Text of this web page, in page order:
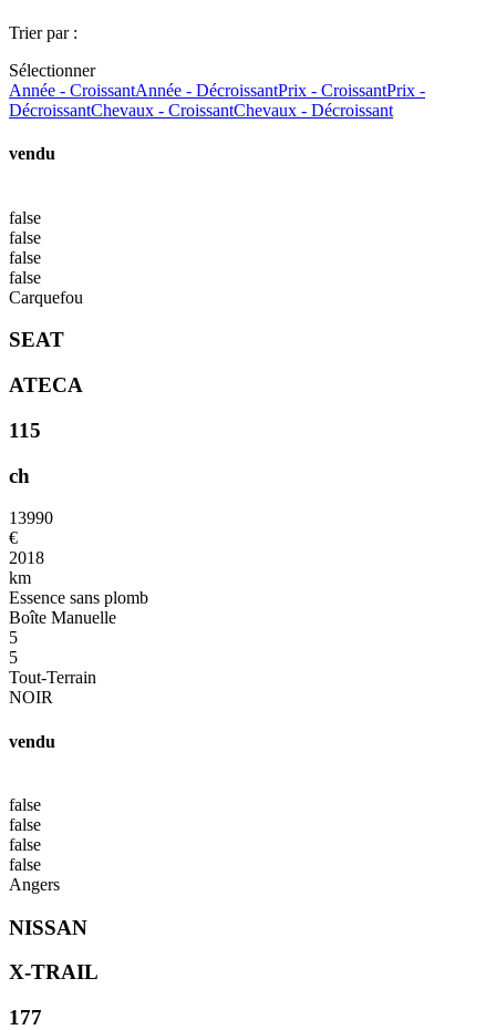
Trier par :
Sélectionner
Année - CroissantAnnée - DécroissantPrix - CroissantPrix -
DécroissantChevaux - CroissantChevaux - Décroissant
vendu
false
false
false
false
Carquefou
SEAT
ATECA
115
ch
13990
€
2018
km
Essence sans plomb
Boîte Manuelle
5
5
Tout-Terrain
NOIR
vendu
false
false
false
false
Angers
NISSAN
X-TRAIL
177